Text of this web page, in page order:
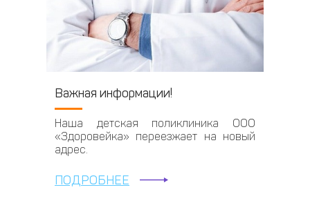
Важная информации!
Наша детская поликлиника ООО
«Здоровейка» переезжает на новый
адрес.
ПОДРОБНЕЕ